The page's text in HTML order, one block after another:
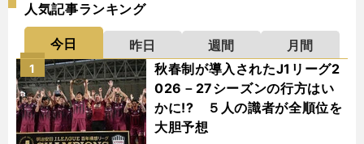
人気記事ランキング
今日 昨日 週間
月間
秋春制が導入されたJ1リーグ2
026－27シーズンの行方はい
かに!? ５人の識者が全順位を
大胆予想
1